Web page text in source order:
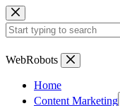
Zum
Inhalt
springen
Keine
WebRobots
Home
Content Marketing